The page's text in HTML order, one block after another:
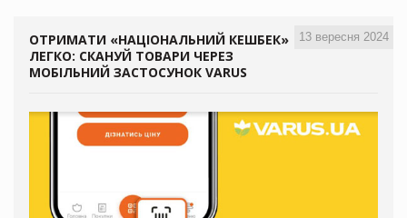
13 вересня 2024
ОТРИМАТИ «НАЦІОНАЛЬНИЙ КЕШБЕК»
ЛЕГКО: СКАНУЙ ТОВАРИ ЧЕРЕЗ
МОБІЛЬНИЙ ЗАСТОСУНОК VARUS